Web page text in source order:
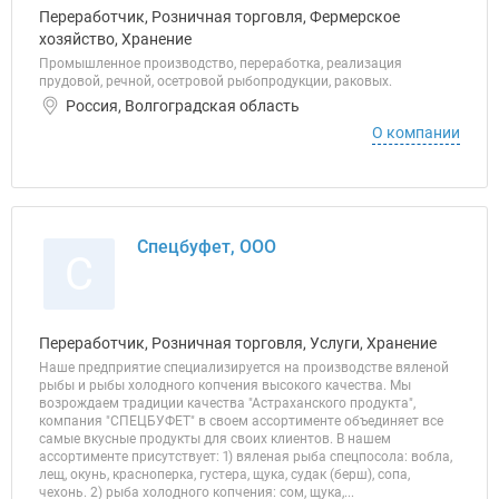
Переработчик, Розничная торговля, Фермерское
хозяйство, Хранение
Промышленное производство, переработка, реализация
прудовой, речной, осетровой рыбопродукции, раковых.
Россия, Волгоградская область
О компании
Спецбуфет, ООО
Переработчик, Розничная торговля, Услуги, Хранение
Наше предприятие специализируется на производстве вяленой
рыбы и рыбы холодного копчения высокого качества. Мы
возрождаем традиции качества "Астраханского продукта",
компания "СПЕЦБУФЕТ" в своем ассортименте объединяет все
самые вкусные продукты для своих клиентов. В нашем
ассортименте присутствует: 1) вяленая рыба спецпосола: вобла,
лещ, окунь, красноперка, густера, щука, судак (берш), сопа,
чехонь. 2) рыба холодного копчения: сом, щука,...